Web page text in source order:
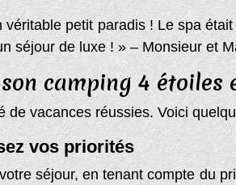
petit paradis ! Le spa
séjour de luxe ! » – Monsieur et
camping 4 étoiles
de vacances réussies. Voici
vos priorités
séjour, en tenant compte du